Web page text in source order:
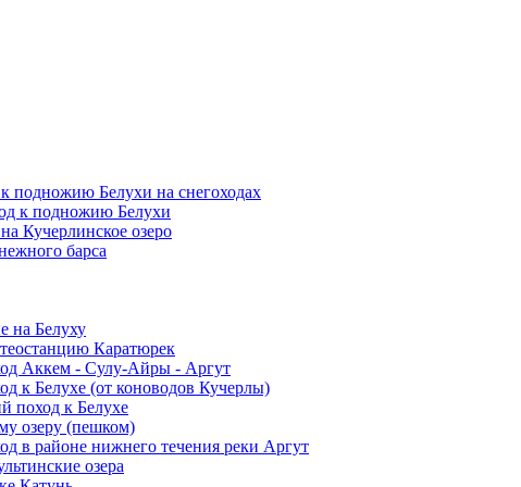
подножию Белухи на снегоходах
к подножию Белухи
Кучерлинское озеро
барса
на Белуху
Каратюрек
Аккем - Сулу-Айры - Аргут
к Белухе (от коноводов Кучерлы)
поход к Белухе
озеру (пешком)
в районе нижнего течения реки Аргут
озера